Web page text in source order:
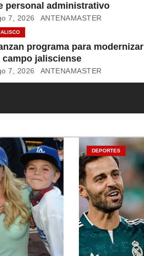
personal administrativo
7, 2026 ANTENAMASTER
programa para modernizar
campo jalisciense
7, 2026 ANTENAMASTER
DEPORTES